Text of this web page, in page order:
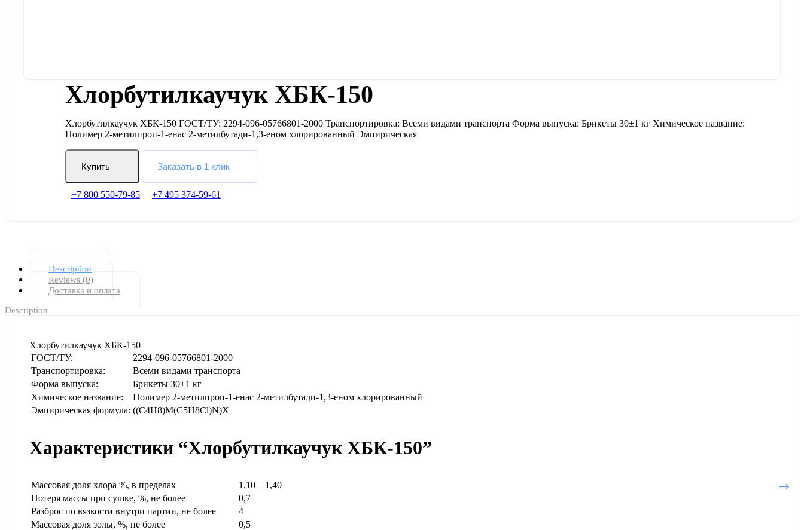
Хлорбутилкаучук ХБК-150
Хлорбутилкаучук ХБК-150 ГОСТ/ТУ: 2294-096-05766801-2000 Транспортировка: Всеми видами транспорта Форма выпуска: Брикеты 30±1 кг Химическое название:
Полимер 2-метилпроп-1-енас 2-метилбутади-1,3-еном хлорированный Эмпирическая
Купить Заказать в 1 клик
+7 800 550-79-85 +7 495 374-59-61
Description
Reviews (0)
Доставка и оплата
Description
Хлорбутилкаучук ХБК-150
ГОСТ/ТУ:
2294-096-05766801-2000
Транспортировка:
Всеми видами транспорта
Форма выпуска:
Брикеты 30±1 кг
Химическое название:
Полимер 2-метилпроп-1-енас 2-метилбутади-1,3-еном хлорированный
Эмпирическая формула: ((С4H8)M(C5H8Cl)N)X
Характеристики “Хлорбутилкаучук ХБК-150”
Массовая доля хлора %, в пределах
1,10 – 1,40
Потеря массы при сушке, %, не более
0,7
Разброс по вязкости внутри партии, не более
4
Массовая доля золы, %, не более
0,5